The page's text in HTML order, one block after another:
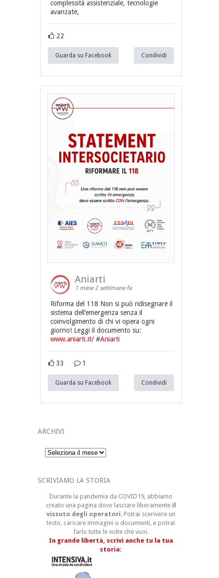
complessità assistenziale, tecnologie
avanzate,
22
Guarda su Facebook Condividi
Aniarti
1 mese 2 settimane fa
Riforma del 118 Non si può ridisegnare il
sistema dell’emergenza senza il
coinvolgimento di chi vi opera ogni
giorno! Leggi il documento su:
www.aniarti.it/#Aniarti
33 1
Guarda su Facebook Condividi
ARCHIVI
Archivi
SCRIVIAMO LA STORIA
Durante la pandemia da COVID19, abbiamo
creato una pagina dove lasciare liberamenteil
vissuto degli operatori. Potrai scerivere un
testo, caricare immagini o documenti, e potrai
farlo tutte le volte che vuoi.
In grande libertà, scrivi anche tu la tua
storia: